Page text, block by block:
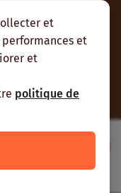
et
et
et
politique de
flux RSS et nous